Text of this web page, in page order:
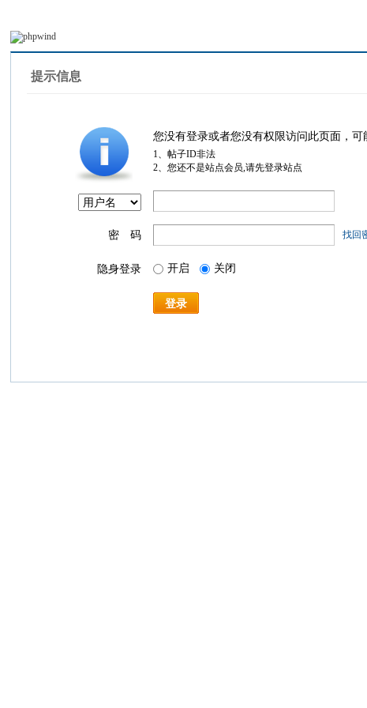
提示信息
您没有登录或者您没有权限访问此页面，可
1、帖子ID非法
2、您还不是站点会员,请先登录站点
密 码 找回
隐身登录 开启 关闭
登录